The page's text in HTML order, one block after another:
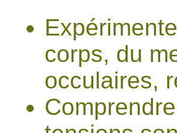
corps, du
occulaires,